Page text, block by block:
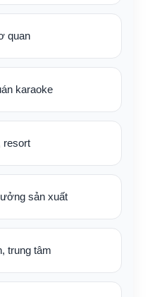
quan
karaoke
resort
sản xuất
trung tâm